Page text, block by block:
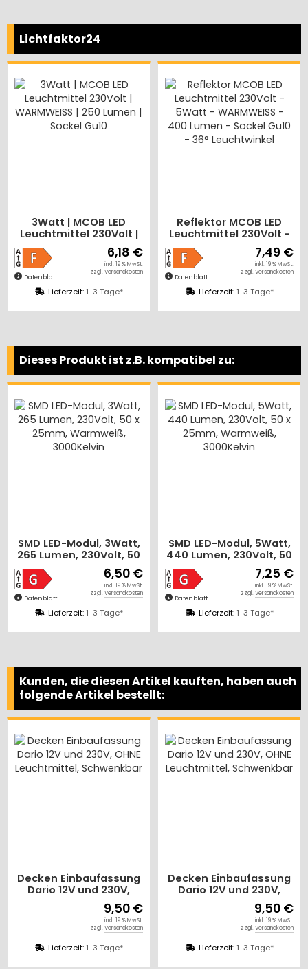
Lichtfaktor24
3Watt | MCOB LED
Leuchtmittel 230Volt |
WARMWEISS | 250
Lumen | Sockel Gu10
Lieferzeit:1-3 Tage*
Datenblatt
6,18 €
inkl. 19 % MwSt.
zzgl. Versandkosten
Reflektor MCOB LED
Leuchtmittel 230Volt -
5Watt - WARMWEISS -
400 Lumen - Sockel
Gu10 - 36° Leuchtwinkel
Lieferzeit:1-3 Tage*
Datenblatt
7,49 €
inkl. 19 % MwSt.
zzgl. Versandkosten
Dieses Produkt ist z.B. kompatibel zu:
SMD LED-Modul, 3Watt,
265 Lumen, 230Volt, 50
x 25mm, Warmweiß,
3000Kelvin
Lieferzeit:1-3 Tage*
Datenblatt
6,50 €
inkl. 19 % MwSt.
zzgl. Versandkosten
SMD LED-Modul, 5Watt,
440 Lumen, 230Volt, 50
x 25mm, Warmweiß,
3000Kelvin
Lieferzeit:1-3 Tage*
Datenblatt
7,25 €
inkl. 19 % MwSt.
zzgl. Versandkosten
Kunden, die diesen Artikel kauften, haben auch
folgende Artikel bestellt:
Decken Einbaufassung
Dario 12V und 230V,
OHNE Leuchtmittel,
Schwenkbar
Lieferzeit:1-3 Tage*
9,50 €
inkl. 19 % MwSt.
zzgl. Versandkosten
Decken Einbaufassung
Dario 12V und 230V,
OHNE Leuchtmittel,
Schwenkbar
Lieferzeit:1-3 Tage*
9,50 €
inkl. 19 % MwSt.
zzgl. Versandkosten